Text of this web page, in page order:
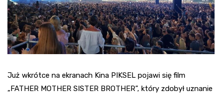
Już wkrótce na ekranach Kina PIKSEL pojawi się film
„FATHER MOTHER SISTER BROTHER”, który zdobył uznanie